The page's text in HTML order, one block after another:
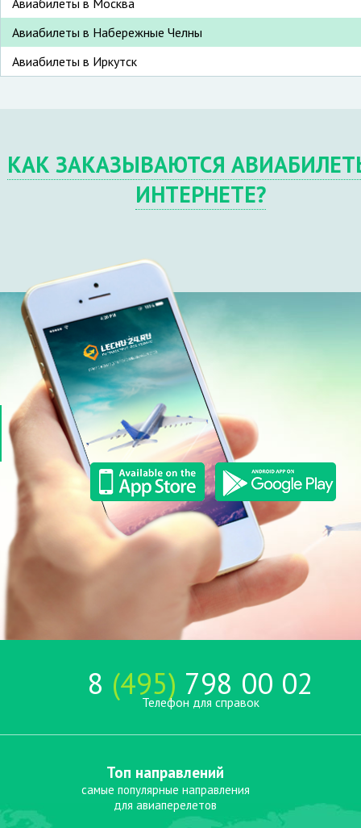
Авиабилеты в Москва
Авиабилеты в Набережные Челны
Авиабилеты в Иркутск
КАК ЗАКАЗЫВАЮТСЯ
ИНТЕРНЕТЕ?
8 (495) 798 00 02
Телефон для справок
Топ направлений
самые популярные направления
для авиаперелетов